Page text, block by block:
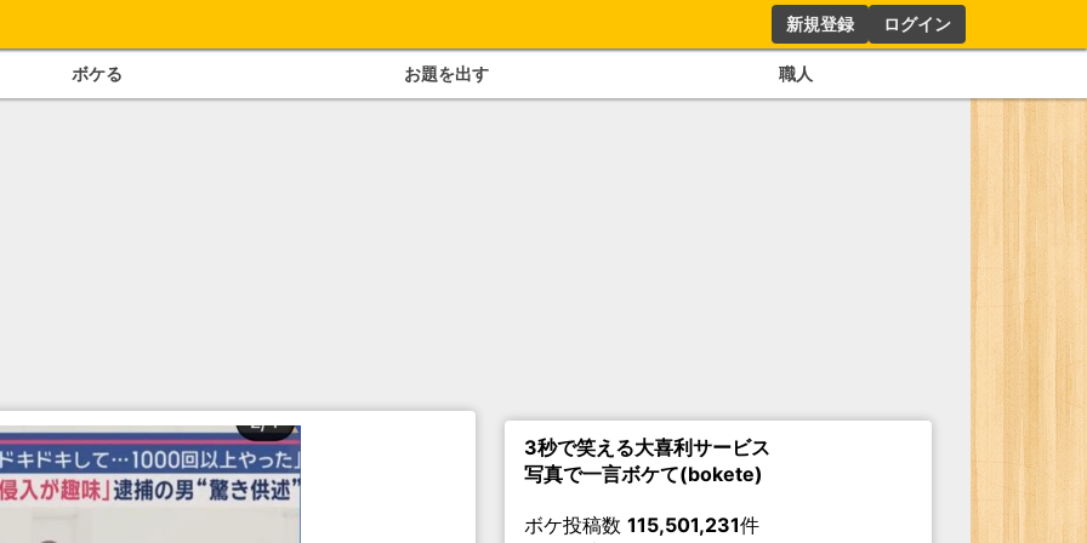
新規登録 ログイン
ボケる お題を出す 職人
3秒で笑える大喜利サービス
写真で一言ボケて(bokete)
ボケ投稿数 115,501,231件